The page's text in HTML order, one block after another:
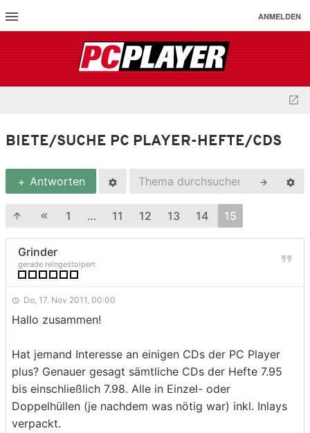
ANMELDEN
BIETE/SUCHE PC PLAYER-HEFTE/CDS
Antworten
1 … 11 12 13 14 15
Grinder
gerade reingestolpert
Do, 17. Nov 2011, 00:00
Hallo zusammen!
Hat jemand Interesse an einigen CDs der PC Player
plus? Genauer gesagt sämtliche CDs der Hefte 7.95
bis einschließlich 7.98. Alle in Einzel- oder
Doppelhüllen (je nachdem was nötig war) inkl. Inlays
verpackt.